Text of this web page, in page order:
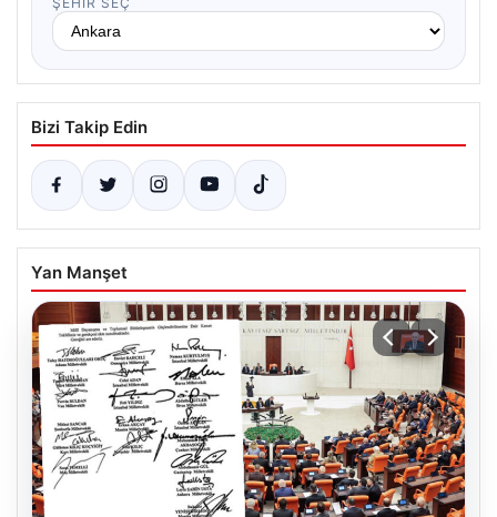
Bizi Takip Edin
Yan Manşet